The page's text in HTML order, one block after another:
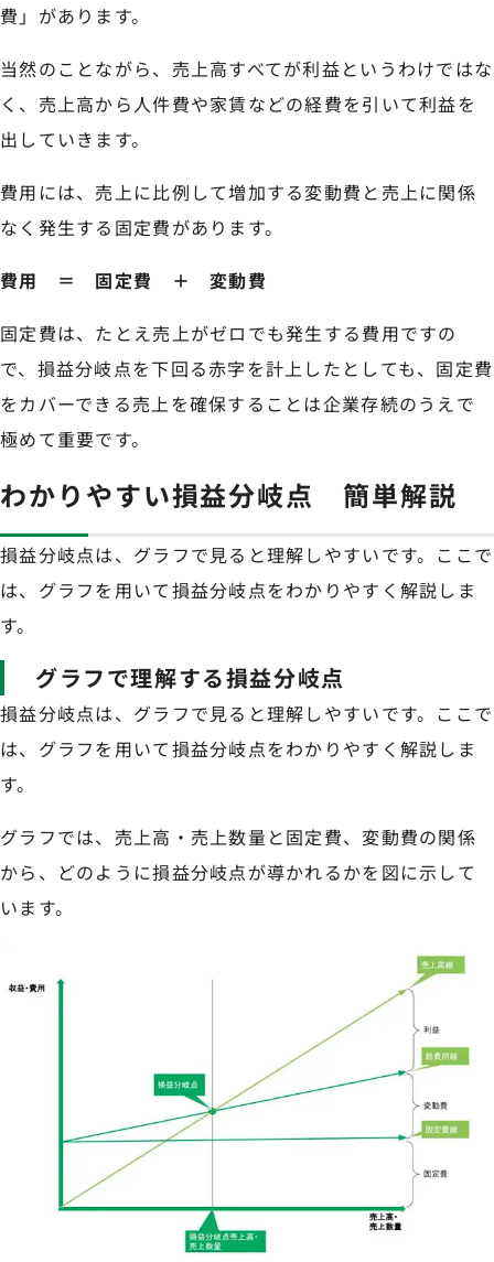
費」があります。
当然のことながら、売上高すべてが利益というわけではな
く、売上高から人件費や家賃などの経費を引いて利益を
出していきます。
費用には、売上に比例して増加する変動費と売上に関係
なく発生する固定費があります。
費用 ＝ 固定費 ＋ 変動費
固定費は、たとえ売上がゼロでも発生する費用ですの
で、損益分岐点を下回る赤字を計上したとしても、固定費
をカバーできる売上を確保することは企業存続のうえで
極めて重要です。
わかりやすい損益分岐点 簡単解説
損益分岐点は、グラフで見ると理解しやすいです。ここで
は、グラフを用いて損益分岐点をわかりやすく解説しま
す。
グラフで理解する損益分岐点
損益分岐点は、グラフで見ると理解しやすいです。ここで
は、グラフを用いて損益分岐点をわかりやすく解説しま
す。
グラフでは、売上高・売上数量と固定費、変動費の関係
から、どのように損益分岐点が導かれるかを図に示して
います。